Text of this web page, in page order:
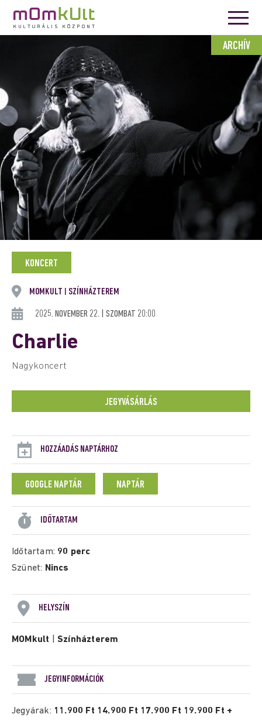
ARCHÍV
KONCERT
MOMKULT SZÍNHÁZTEREM
2025. NOVEMBER 22. | SZOMBAT 20:00
Charlie
Nagykoncert
JEGYVÁSÁRLÁS
HOZZÁADÁS NAPTÁRHOZ
GOOGLE NAPTÁR NAPTÁR
IDŐTARTAM
Időtartam: 90 perc
Szünet: Nincs
HELYSZÍN
MOMkult |Színházterem
JEGYINFORMÁCIÓK
Jegyárak: 11.900 Ft 14.900 Ft 17.900 Ft 19.900 Ft +